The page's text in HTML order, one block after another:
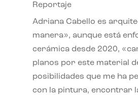
Reportaje
Adriana Cabello es
manera», aunque está
cerámica desde 2020,
planos por este material
posibilidades que me ha
con la pintura, encontrar